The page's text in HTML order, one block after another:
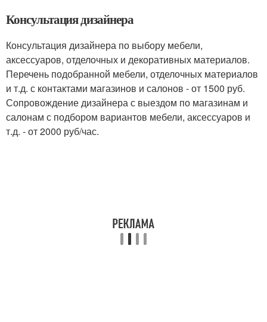
Консультация дизайнера
Консультация дизайнера по выбору мебели,
аксессуаров, отделочных и декоративных материалов.
Перечень подобранной мебели, отделочных материалов
и т.д. с контактами магазинов и салонов - от 1500 руб.
Сопровождение дизайнера с выездом по магазинам и
салонам с подбором вариантов мебели, аксессуаров и
т.д. - от 2000 руб/час.